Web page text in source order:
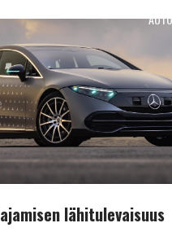
lähitulevaisuus